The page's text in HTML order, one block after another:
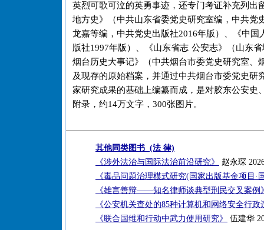
英烈可歌可泣的英勇事迹，还专门考证补充列
地方史》（中共山东省委党史研究室编，中共党
龙嘉等编，中共党史出版社2016年版）、《中
版社1997年版）、《山东省志 公安志》（山东
烟台历史大事记》（中共烟台市委党史研究室、
及现存的原始档案，并通过中共烟台市委党史
家研究成果的基础上编纂而成，是对胶东公安史
附录，约14万文字，300张图片。
其他同类图书 (法 律)
《涉外法治与国际法治前沿研究》
赵永琛
《毒品问题治理模式研究(国家出版基金项目
《雄言善辩——知名律师谈典型刑民交叉案例
《公安机关查处的85种计算机和网络安全行
《联合国维和行动中武力使用研究》
伍建华